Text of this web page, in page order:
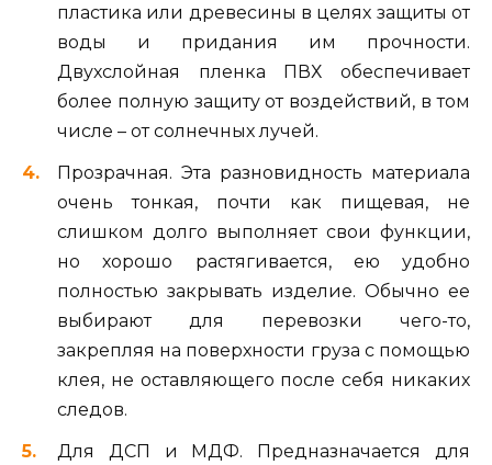
пластика или древесины в целях защиты от
воды и придания им прочности.
Двухслойная пленка ПВХ обеспечивает
более полную защиту от воздействий, в том
числе – от солнечных лучей.
Прозрачная. Эта разновидность материала
очень тонкая, почти как пищевая, не
слишком долго выполняет свои функции,
но хорошо растягивается, ею удобно
полностью закрывать изделие. Обычно ее
выбирают для перевозки чего-то,
закрепляя на поверхности груза с помощью
клея, не оставляющего после себя никаких
следов.
Для ДСП и МДФ. Предназначается для